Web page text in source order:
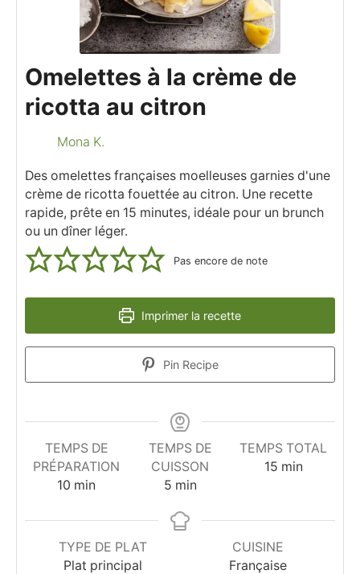
Omelettes à la crème de
ricotta au citron
Mona K.
Des omelettes françaises moelleuses garnies d'une
crème de ricotta fouettée au citron. Une recette
rapide, prête en 15 minutes, idéale pour un brunch
ou un dîner léger.
Pas encore de note
Imprimer la recette
Pin Recipe
TEMPS DE
PRÉPARATION
10 minutes
min
TEMPS DE
CUISSON
5minutes
min
TEMPS TOTAL
15minutes
min
TYPE DE PLAT
Plat principal
CUISINE
Française